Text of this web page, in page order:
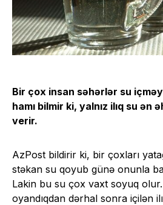
Bir çox insan səhərlər su
hamı bilmir ki, yalnız ilıq su ən
verir.
AzPost bildirir ki, bir çoxları
stəkan su qoyub günə onunla
Lakin bu su çox vaxt soyuq
oyandıqdan dərhal sonra içilən